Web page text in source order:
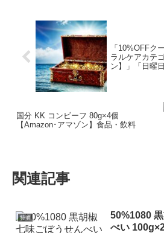
「10%OFFク
ラルケアカテ
ン】」「日曜
国分 KK コンビーフ 80g×4個
【Amazon･アマゾン】食品・飲料
関連記事
特価
50%1080
べい